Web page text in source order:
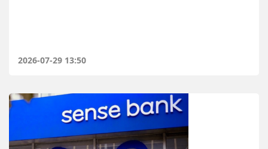
2026-07-29 13:50